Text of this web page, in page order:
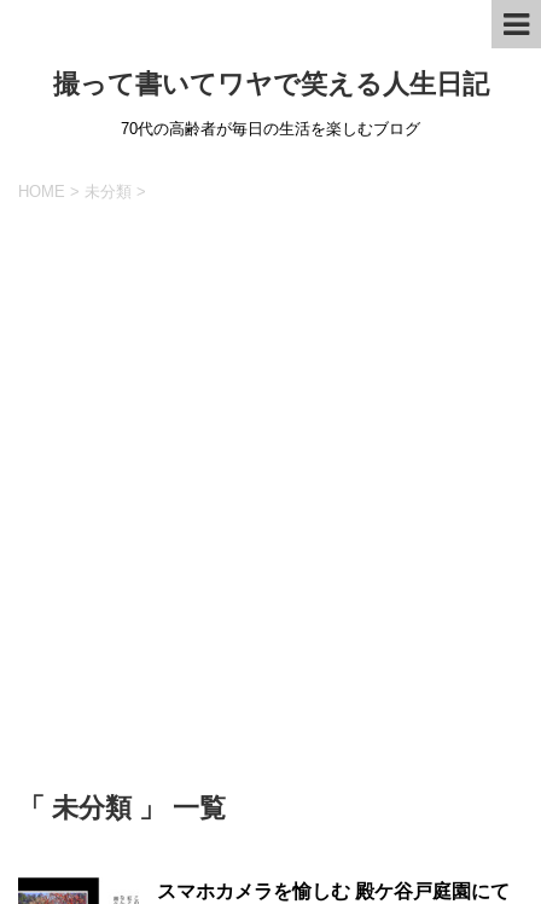
撮って書いてワヤで笑える人生日記
70代の高齢者が毎日の生活を楽しむブログ
HOME > 未分類 >
「 未分類 」 一覧
スマホカメラを愉しむ 殿ケ谷戸庭園にて